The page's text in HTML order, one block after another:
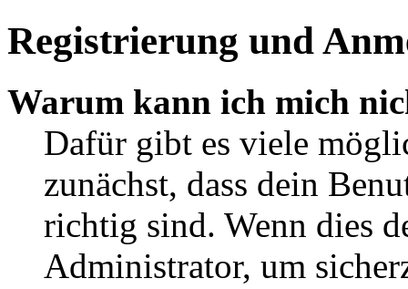
Registrierung und
Warum kann ich mich
Dafür gibt es viele
zunächst, dass dein
richtig sind. Wenn dies
Administrator, um